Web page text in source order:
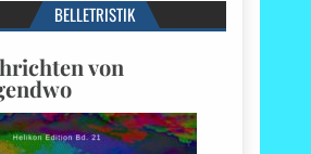
BELLETRISTIK
von